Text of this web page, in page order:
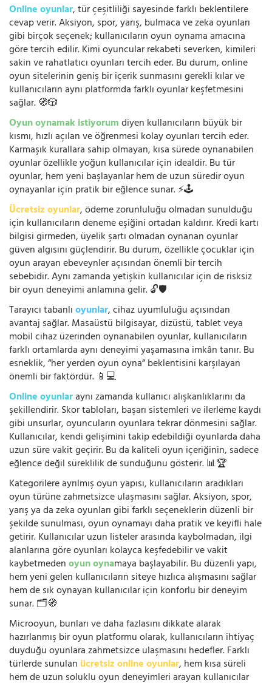
Online oyunlar, tür çeşitliliği sayesinde farklı beklentilere
cevap verir. Aksiyon, spor, yarış, bulmaca ve zeka oyunları
gibi birçok seçenek; kullanıcıların oyun oynama amacına
göre tercih edilir. Kimi oyuncular rekabeti severken, kimileri
sakin ve rahatlatıcı oyunları tercih eder. Bu durum, online
oyun sitelerinin geniş bir içerik sunmasını gerekli kılar ve
kullanıcıların aynı platformda farklı oyunlar keşfetmesini
sağlar. 🧭🎲
Oyun oynamak istiyorumdiyen kullanıcıların büyük bir
kısmı, hızlı açılan ve öğrenmesi kolay oyunları tercih eder.
Karmaşık kurallara sahip olmayan, kısa sürede oynanabilen
oyunlar özellikle yoğun kullanıcılar için idealdir. Bu tür
oyunlar, hem yeni başlayanlar hem de uzun süredir oyun
oynayanlar için pratik bir eğlence sunar. ⚡🕹️
Ücretsiz oyunlar, ödeme zorunluluğu olmadan sunulduğu
için kullanıcıların deneme eşiğini ortadan kaldırır. Kredi kartı
bilgisi girmeden, üyelik şartı olmadan oynanan oyunlar
güven algısını güçlendirir. Bu durum, özellikle çocuklar için
oyun arayan ebeveynler açısından önemli bir tercih
sebebidir. Aynı zamanda yetişkin kullanıcılar için de risksiz
bir oyun deneyimi anlamına gelir. 🔓🛡️
Tarayıcı tabanlıoyunlar, cihaz uyumluluğu açısından
avantaj sağlar. Masaüstü bilgisayar, dizüstü, tablet veya
mobil cihaz üzerinden oynanabilen oyunlar, kullanıcıların
farklı ortamlarda aynı deneyimi yaşamasına imkân tanır. Bu
esneklik, “her yerden oyun oyna” beklentisini karşılayan
önemli bir faktördür. 📱💻
Online oyunlaraynı zamanda kullanıcı alışkanlıklarını da
şekillendirir. Skor tabloları, başarı sistemleri ve ilerleme kaydı
gibi unsurlar, oyuncuların oyunlara tekrar dönmesini sağlar.
Kullanıcılar, kendi gelişimini takip edebildiği oyunlarda daha
uzun süre vakit geçirir. Bu da kaliteli oyun içeriğinin, sadece
eğlence değil süreklilik de sunduğunu gösterir. 📊🏆
Kategorilere ayrılmış oyun yapısı, kullanıcıların aradıkları
oyun türüne zahmetsizce ulaşmasını sağlar. Aksiyon, spor,
yarış ya da zeka oyunları gibi farklı seçeneklerin düzenli bir
şekilde sunulması, oyun oynamayı daha pratik ve keyifli hale
getirir. Kullanıcılar uzun listeler arasında kaybolmadan, ilgi
alanlarına göre oyunları kolayca keşfedebilir ve vakit
kaybetmedenoyun oynamaya başlayabilir. Bu düzenli yapı,
hem yeni gelen kullanıcıların siteye hızlıca alışmasını sağlar
hem de sık oynayan kullanıcılar için konforlu bir deneyim
sunar. 🗂️🧭
Microoyun, bunları ve daha fazlasını dikkate alarak
hazırlanmış bir oyun platformu olarak, kullanıcıların ihtiyaç
duyduğu oyunlara zahmetsizce ulaşmasını hedefler. Farklı
türlerde sunulan ücretsiz online oyunlar, hem kısa süreli
hem de uzun soluklu oyun deneyimleri arayan kullanıcılar